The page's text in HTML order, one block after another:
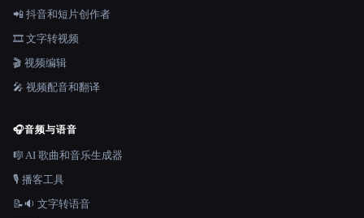
📲 抖音和短片创作者
🎞️ 文字转视频
🎬 视频编辑
🎤 视频配音和翻译
🎧音频与语音
🎼 AI 歌曲和音乐生成器
🎙️ 播客工具
📝🔉 文字转语音